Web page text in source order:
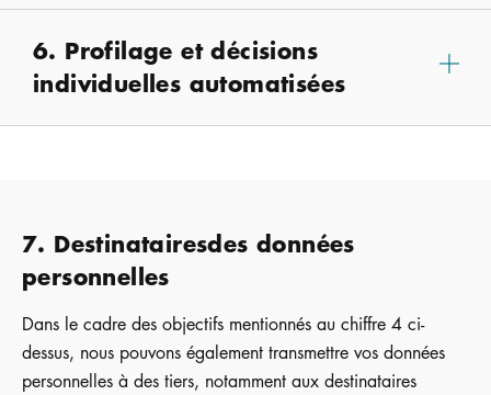
6. Profilage et décisions
individuelles automatisées
7. Destinatairesdes données
personnelles
Dans le cadre des objectifs mentionnés au chiffre 4 ci-
dessus, nous pouvons également transmettre vos données
personnelles à des tiers, notamment aux destinataires